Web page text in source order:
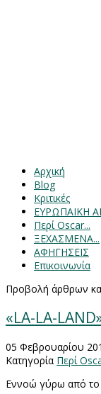
Αρχική
Blog
Κριτικές
ΕΥΡΩΠΑΙΚΗ
Περί Oscar...
ΞΕΧΑΣΜΕΝΑ...
ΑΦΗΓΗΣΕΙΣ
Επικοινωνία
Προβολή άρθρων
«LA-LA-
05 Φεβρουαρίου
Κατηγορία Περί
Εννοώ γύρω από το